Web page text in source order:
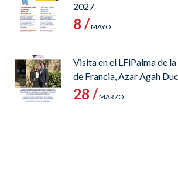
2027
8 /MAYO
Visita en el LFiPalma de
de Francia, Azar Agah
28 /MARZO